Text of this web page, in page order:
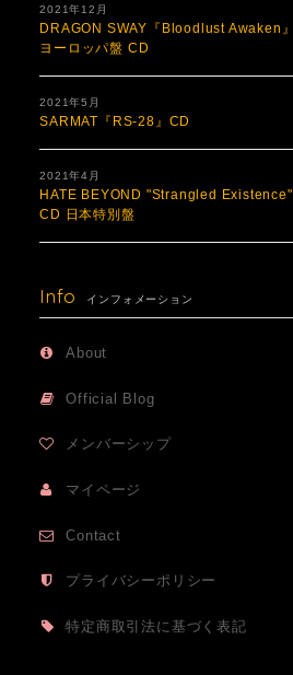
2021年12月
DRAGON SWAY『Bloodlust Awaken』
ヨーロッパ盤 CD
2021年5月
SARMAT『RS​-​28』CD
2021年4月
HATE BEYOND "Strangled Existence"
CD 日本特別盤
Info インフォメーション
About
Official Blog
メンバーシップ
マイページ
Contact
プライバシーポリシー
特定商取引法に基づく表記